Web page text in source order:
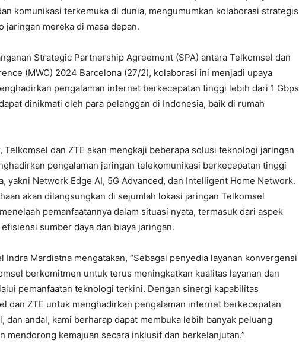
komunikasi terkemuka di dunia, mengumumkan kolaborasi strategis
jaringan mereka di masa depan.
Strategic Partnership Agreement (SPA) antara Telkomsel dan
(MWC) 2024 Barcelona (27/2), kolaborasi ini menjadi upaya
pengalaman internet berkecepatan tinggi lebih dari 1 Gbps
dinikmati oleh para pelanggan di Indonesia, baik di rumah
dan ZTE akan mengkaji beberapa solusi teknologi jaringan
pengalaman jaringan telekomunikasi berkecepatan tinggi
yakni Network Edge AI, 5G Advanced, dan Intelligent Home Network.
akan dilangsungkan di sejumlah lokasi jaringan Telkomsel
pemanfaatannya dalam situasi nyata, termasuk dari aspek
sumber daya dan biaya jaringan.
Mardiatna mengatakan, “Sebagai penyedia layanan konvergensi
berkomitmen untuk terus meningkatkan kualitas layanan dan
pemanfaatan teknologi terkini. Dengan sinergi kapabilitas
dan ZTE untuk menghadirkan pengalaman internet berkecepatan
dan andal, kami berharap dapat membuka lebih banyak peluang
mendorong kemajuan secara inklusif dan berkelanjutan.”